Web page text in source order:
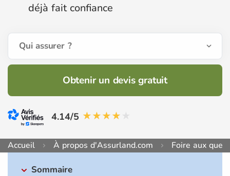
déjà fait confiance
Qui assurer ?
Obtenir un devis gratuit
4.14/5
Accueil À propos d'Assurland.com Foire aux
Sommaire